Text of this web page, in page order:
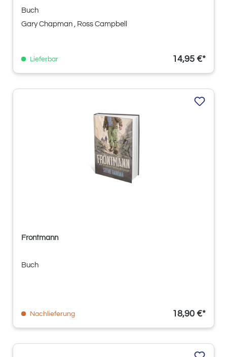
Buch
Gary Chapman , Ross Campbell
Lieferbar 14,95 €*
Frontmann
Buch
Nachlieferung 18,90 €*